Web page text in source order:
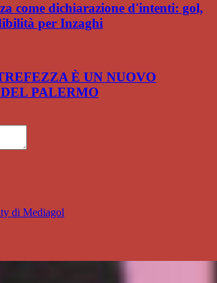
come dichiarazione d'intenti: gol,
per Inzaghi
È UN NUOVO
PALERMO
di Mediagol